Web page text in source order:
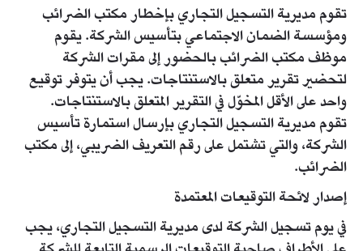
تقوم مديرية التسجيل التجاري بإخطار مكتب الضرائب
ومؤسسة الضمان الاجتماعي بتأسيس الشركة. يقوم
موظف مكتب الضرائب بالحضور إلى مقرات الشركة
لتحضير تقرير متعلق بالاستنتاجات. يجب أن يتوفر توقيع
واحد على الأقل المخوّل في التقرير المتعلق بالاستنتاجات.
تقوم مديرية التسجيل التجاري بإرسال استمارة تأسيس
الشركة، والتي تشتمل على رقم التعريف الضريبي، إلى مكتب
الضرائب.
إصدار لائحة التوقيعات المعتمدة
في يوم تسجيل الشركة لدى مديرية التسجيل التجاري، يجب